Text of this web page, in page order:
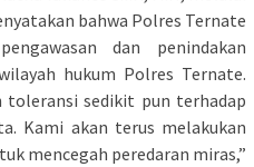
bahwa Polres Ternate
dan penindakan
hukum Polres Ternate.
toleransi sedikit pun terhadap
Kami akan terus melakukan
mencegah peredaran miras,”